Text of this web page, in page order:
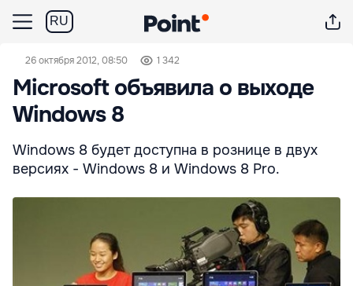
RU
26 октября 2012, 08:50 1 342
Microsoft объявила о выходе
Windows 8
Windows 8 будет доступна в рознице в двух
версиях - Windows 8 и Windows 8 Pro.